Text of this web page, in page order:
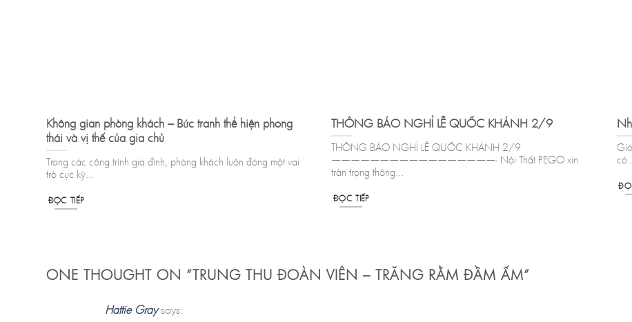
Không gian phòng khách – Bức tranh thể hiện phong
thái và vị thế của gia chủ
Trong các công trình gia đình, phòng khách luôn đóng một vai
trò cực kỳ...
ĐỌC TIẾP
THÔNG BÁO NGHỈ LỄ QUỐC KHÁNH 2/9
THÔNG BÁO NGHỈ LỄ QUỐC KHÁNH 2/9
—————————————————- Nội Thất PEGO xin
trân trọng thông...
ĐỌC TIẾP
ONE THOUGHT ON “TRUNG THU ĐOÀN VIÊN – TRĂNG RẰM ĐẦM ẤM”
Hattie Gray says: